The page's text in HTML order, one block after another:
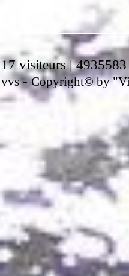
17 visiteurs | 4935583
vvs-Copyright© by